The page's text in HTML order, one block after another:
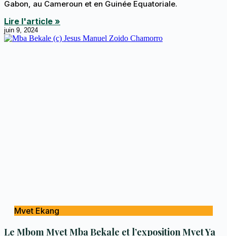
Gabon, au Cameroun et en Guinée Equatoriale.
Lire l'article »
juin 9, 2024
Mvet Ekang
Le Mbom Mvet Mba Bekale et l’exposition Mvet Ya